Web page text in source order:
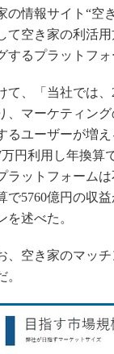
の情報サイト“空
て空き家の利活
するプラットフ
、「当社では、
、マーケティン
るユーザーが増
万円利用し年換算
ラットフォーム
で5760億円の収
を述べた。
空き家のマッチ
。